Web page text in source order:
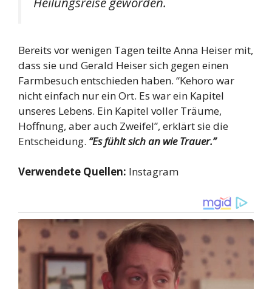
Bereits vor wenigen Tagen teilte Anna Heiser mit,
dass sie und Gerald Heiser sich gegen einen
Farmbesuch entschieden haben. “Kehoro war
nicht einfach nur ein Ort. Es war ein Kapitel
unseres Lebens. Ein Kapitel voller Träume,
Hoffnung, aber auch Zweifel”, erklärt sie die
Entscheidung. “Es fühlt sich an wie Trauer.”
Verwendete Quellen: Instagram